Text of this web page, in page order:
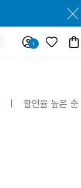
할인율 높은 순